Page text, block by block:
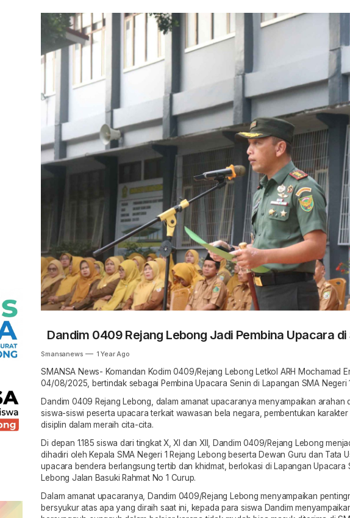
Kodim 0409/Rejang Lebong Renovasi Lapangan Basket SMAN 1 untuk Tingkatkan
SIMANIS-SMANSA Sistem Manajemen Arsip dan Informasi Surat, Menuju Smart
Tim LCC 4 Pilar MPR SMAN 1 RL, Wakili Rejang Lebong Menuju Tingkat Provinsi
PMR SMANSA Pramabansa Juara Umum di Mahoni Championship XXIII 2026
Dandim 0409 Rejang Lebong Jadi Pembina Upacara di
Smansanews 1 Year Ago
SMANSA News- Komandan Kodim 0409/Rejang Lebong Letkol ARH Mochamad
04/08/2025, bertindak sebagai Pembina Upacara Senin di Lapangan SMA Negeri
Dandim 0409 Rejang Lebong, dalam amanat upacaranya menyampaikan arahan
siswa-siswi peserta upacara terkait wawasan bela negara, pembentukan
disiplin dalam meraih cita-cita.
Di depan 1.185 siswa dari tingkat X, XI dan XII, Dandim 0409/Rejang Lebong
dihadiri oleh Kepala SMA Negeri 1 Rejang Lebong beserta Dewan Guru dan Tata
upacara bendera berlangsung tertib dan khidmat, berlokasi di Lapangan Upacara
Lebong Jalan Basuki Rahmat No 1 Curup.
Dalam amanat upacaranya, Dandim 0409/Rejang Lebong menyampaikan
bersyukur atas apa yang diraih saat ini, kepada para siswa Dandim